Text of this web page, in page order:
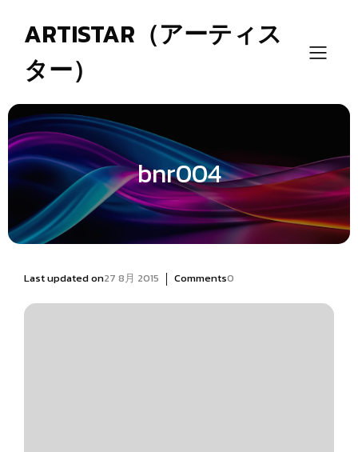
ARTISTAR（アーティス
ター）
bnr004
Last updated on27 8月 2015 | Comments0